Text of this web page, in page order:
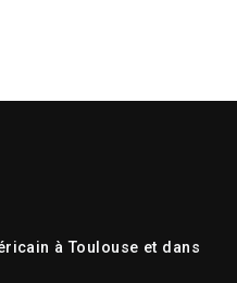
à Toulouse et dans